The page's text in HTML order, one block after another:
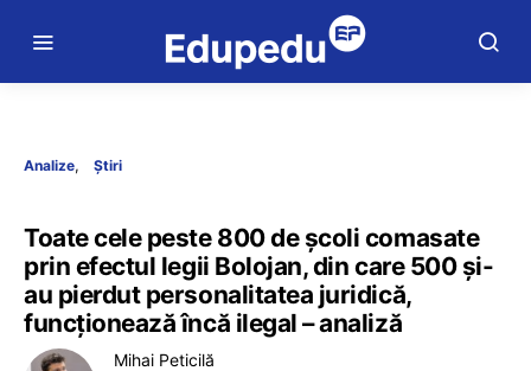
Analize Știri
Toate cele peste 800 de școli comasate
prin efectul legii Bolojan, din care 500 și-
au pierdut personalitatea juridică,
funcționează încă ilegal – analiză
Mihai Peticilă